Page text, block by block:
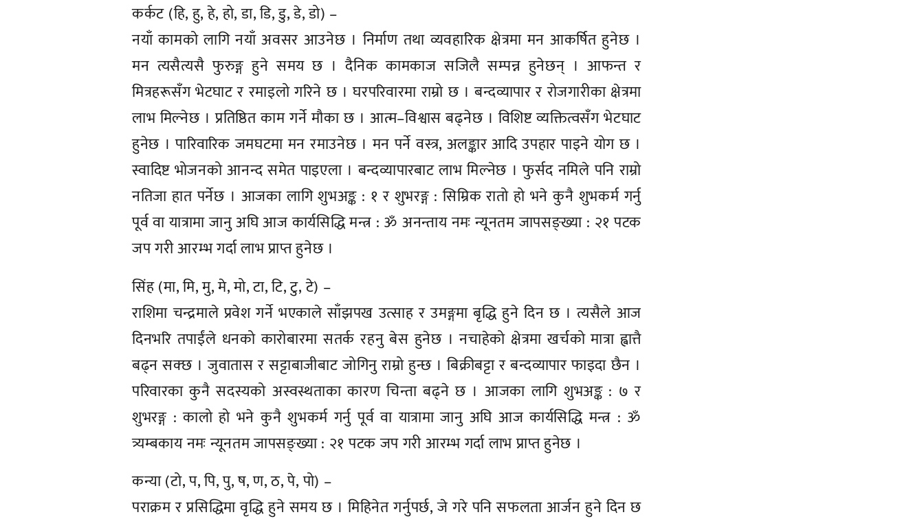
कर्कट (हि, हु, हे, हो, डा, डि, डु, डे, डो) –
नयाँ कामको लागि नयाँ अवसर आउनेछ । निर्माण तथा व्यवहारिक क्षेत्रमा मन आकर्षित हुनेछ ।
मन त्यसैत्यसै फुरुङ्ग हुने समय छ । दैनिक कामकाज सजिलै सम्पन्न हुनेछन् । आफन्त र
मित्रहरूसँग भेटघाट र रमाइलो गरिने छ । घरपरिवारमा राम्रो छ । बन्दव्यापार र रोजगारीका क्षेत्रमा
लाभ मिल्नेछ । प्रतिष्ठित काम गर्ने मौका छ । आत्म–विश्वास बढ्नेछ । विशिष्ट व्यक्तित्वसँग भेटघाट
हुनेछ । पारिवारिक जमघटमा मन रमाउनेछ । मन पर्ने वस्त्र, अलङ्कार आदि उपहार पाइने योग छ ।
स्वादिष्ट भोजनको आनन्द समेत पाइएला । बन्दव्यापारबाट लाभ मिल्नेछ । फुर्सद नमिले पनि राम्रो
नतिजा हात पर्नेछ । आजका लागि शुभअङ्क : १ र शुभरङ्ग : सिम्रिक रातो हो भने कुनै शुभकर्म गर्नु
पूर्व वा यात्रामा जानु अघि आज कार्यसिद्धि मन्त्र : ॐ अनन्ताय नमः न्यूनतम जापसङ्ख्या : २१ पटक
जप गरी आरम्भ गर्दा लाभ प्राप्त हुनेछ ।
सिंह (मा, मि, मु, मे, मो, टा, टि, टु, टे) –
राशिमा चन्द्रमाले प्रवेश गर्ने भएकाले साँझपख उत्साह र उमङ्गमा बृद्धि हुने दिन छ । त्यसैले आज
दिनभरि तपाईंले धनको कारोबारमा सतर्क रहनु बेस हुनेछ । नचाहेको क्षेत्रमा खर्चको मात्रा ह्वात्तै
बढ्न सक्छ । जुवातास र सट्टाबाजीबाट जोगिनु राम्रो हुन्छ । बिक्रीबट्टा र बन्दव्यापार फाइदा छैन ।
परिवारका कुनै सदस्यको अस्वस्थताका कारण चिन्ता बढ्ने छ । आजका लागि शुभअङ्क : ७ र
शुभरङ्ग : कालो हो भने कुनै शुभकर्म गर्नु पूर्व वा यात्रामा जानु अघि आज कार्यसिद्धि मन्त्र : ॐ
त्र्यम्बकाय नमः न्यूनतम जापसङ्ख्या : २१ पटक जप गरी आरम्भ गर्दा लाभ प्राप्त हुनेछ ।
कन्या (टो, प, पि, पु, ष, ण, ठ, पे, पो) –
पराक्रम र प्रसिद्धिमा वृद्धि हुने समय छ । मिहिनेत गर्नुपर्छ, जे गरे पनि सफलता आर्जन हुने दिन छ